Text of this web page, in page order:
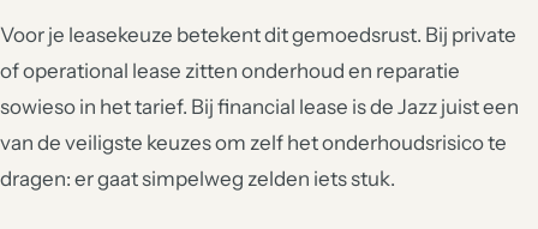
Voor je leasekeuze betekent dit gemoedsrust. Bij private
of operational lease zitten onderhoud en reparatie
sowieso in het tarief. Bij financial lease is de Jazz juist een
van de veiligste keuzes om zelf het onderhoudsrisico te
dragen: er gaat simpelweg zelden iets stuk.